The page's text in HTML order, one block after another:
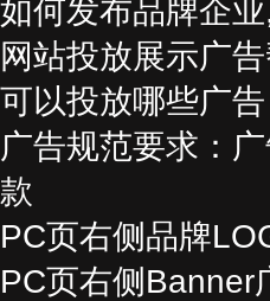
如何发布品牌企
网站投放展示广
可以投放哪些广告
广告规范要求：
款
PC页右侧品牌
PC页右侧Banner